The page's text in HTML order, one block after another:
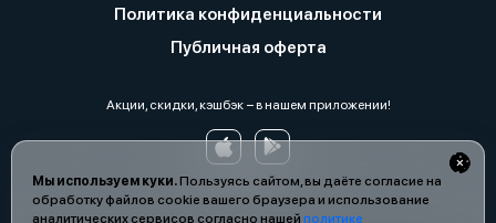
Мы используем куки.Пользуясь сайтом, вы даёте согласие на
обработку файлов cookie вашего браузера и использование
аналитических сервисов согласно нашей политике
Политика конфиденциальности
Публичная оферта
Акции, скидки, кэшбэк − в нашем приложении!